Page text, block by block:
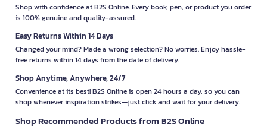
Shop with confidence at B2S Online. Every book, pen, or product you order
is 100% genuine and quality-assured.
Easy Returns Within 14 Days
Changed your mind? Made a wrong selection? No worries. Enjoy hassle-
free returns within 14 days from the date of delivery.
Shop Anytime, Anywhere, 24/7
Convenience at its best! B2S Online is open 24 hours a day, so you can
shop whenever inspiration strikes—just click and wait for your delivery.
Shop Recommended Products from B2S Online